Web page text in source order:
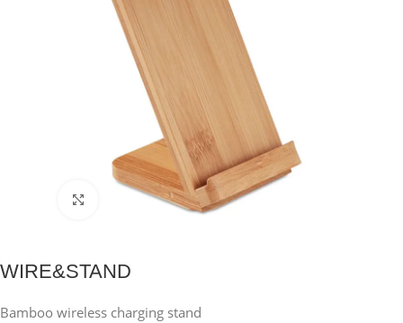
Click to enlarge
WIRE&STAND
Bamboo wireless charging stand